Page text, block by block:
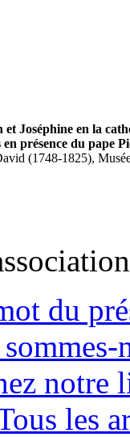
et Joséphine en la
présence du pape
(1748-1825),
du
notre
les